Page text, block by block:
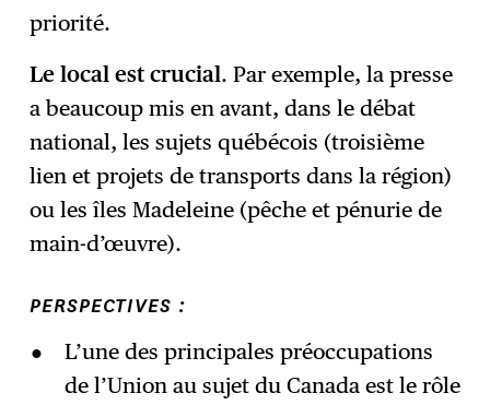
priorité.
Le local est crucial. Par exemple, la presse
a beaucoup mis en avant, dans le débat
national, les sujets québécois (troisième
lien et projets de transports dans la région)
ou les îles Madeleine (pêche et pénurie de
main-d’œuvre).
PERSPECTIVES :
L’une des principales préoccupations
de l’Union au sujet du Canada est le rôle